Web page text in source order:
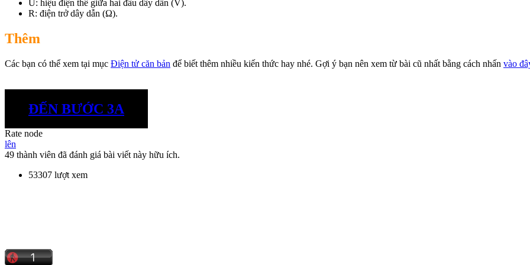
U: hiệu điện thế giữa hai đầu dây dẫn (V).
R: điện trở dây dẫn (Ω).
Thêm
Các bạn có thể xem tại mục Điện tử căn bản để biết thêm nhiều kiến thức hay nhé. Gợi ý bạn nên xem từ bài cũ nhất bằng cách nhấn vào
ĐẾN BƯỚC 3A
Rate node
lên
49 thành viên đã đánh giá bài viết này hữu ích.
53307 lượt xem